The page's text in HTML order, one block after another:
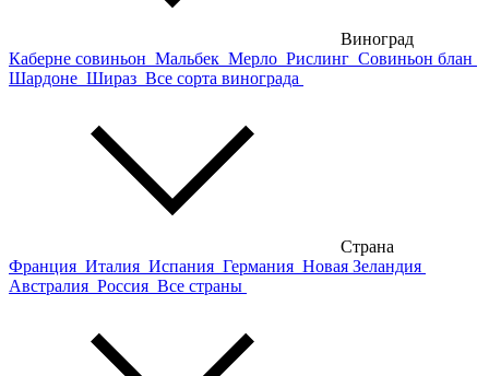
Виноград
Каберне совиньон Мальбек Мерло Рислинг Совиньон блан
Шардоне Шираз Все сорта винограда
Страна
Франция Италия Испания Германия Новая Зеландия
Австралия Россия Все страны